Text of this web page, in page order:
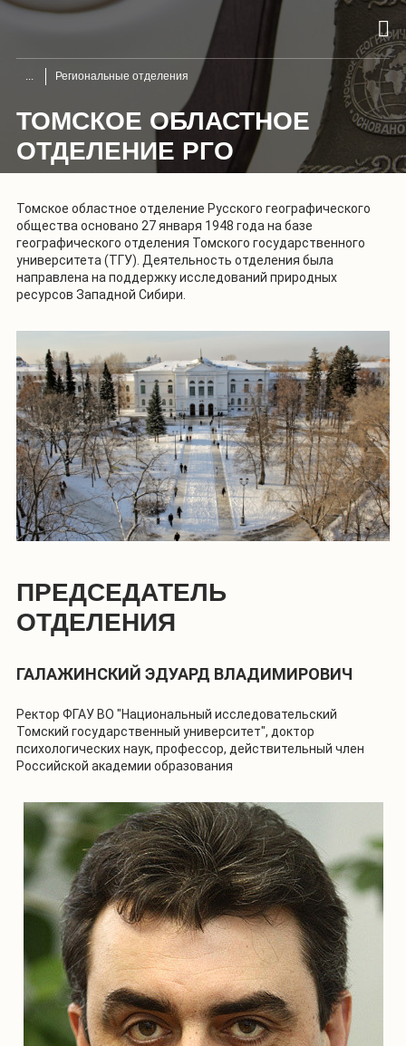
Региональные отделения
ТОМСКОЕ ОБЛАСТНОЕ
ОТДЕЛЕНИЕ РГО
Томское областное отделение Русского географического
общества основано 27 января 1948 года на базе
географического отделения Томского государственного
университета (ТГУ). Деятельность отделения была
направлена на поддержку исследований природных
ресурсов Западной Сибири.
ПРЕДСЕДАТЕЛЬ
ОТДЕЛЕНИЯ
ГАЛАЖИНСКИЙ ЭДУАРД ВЛАДИМИРОВИЧ
Ректор ФГАУ ВО "Национальный исследовательский
Томский государственный университет", доктор
психологических наук, профессор, действительный член
Российской академии образования